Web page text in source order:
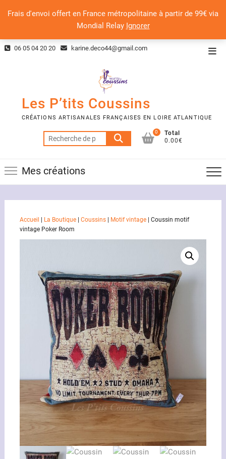
Frais d'envoi offert en France métropolitaine à partir de 99€ via
Mondial Relay Ignorer
Skip 06 05 04 20 20 karine.deco44@gmail.com
Les P’tits Coussins
CRÉATIONS ARTISANALES FRANÇAISES EN LOIRE ATLANTIQUE
Recherche
pour :
0
Total
0.00€
Mes créations
Accueil La Boutique| Coussins| Motif vintage| Coussin motif
vintage Poker Room